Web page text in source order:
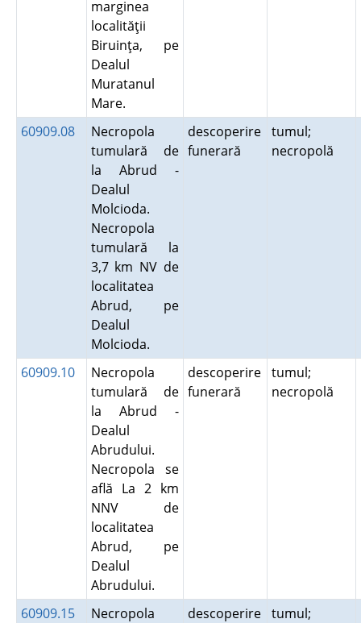
marginea
localităţii
Biruinţa, pe
Dealul
Muratanul
Mare.
60909.08
Necropola
tumulară de
la Abrud -
Dealul
Molcioda.
Necropola
tumulară la
3,7 km NV de
localitatea
Abrud, pe
Dealul
Molcioda.
descoperire
funerară
tumul;
necropolă
60909.10
Necropola
tumulară de
la Abrud -
Dealul
Abrudului.
Necropola se
află La 2 km
NNV de
localitatea
Abrud, pe
Dealul
Abrudului.
descoperire
funerară
tumul;
necropolă
60909.15
Necropola
descoperire
tumul;